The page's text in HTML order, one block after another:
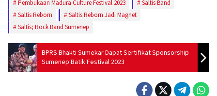
Pembukaan Madura Culture Festival 2023
Saltis Band
Saltis Reborn
Saltis Reborn Jadi Magnet
Saltis; Rock Band Sumenep
BPRS Bhakti Sumekar Dapat Sertifikat Sponsorship
Sumenep Batik Festival 2023